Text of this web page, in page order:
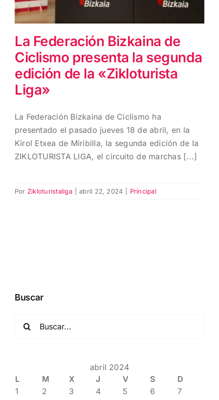
La Federación Bizkaina de
Ciclismo presenta la segunda
edición de la «Zikloturista
Liga»
La Federación Bizkaina de Ciclismo ha
presentado el pasado jueves 18 de abril, en la
Kirol Etxea de Miribilla, la segunda edición de la
ZIKLOTURISTA LIGA, el circuito de marchas [...]
Por Zikloturistaliga abril 22, 2024 Principal
Buscar
abril 2024
L
M X J V S
D
1
2 3 4 5 6
7